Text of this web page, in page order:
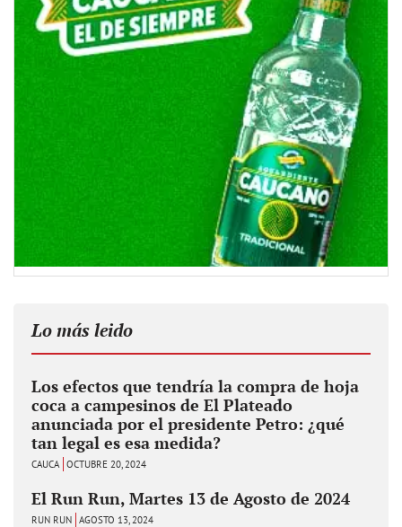
Lo más leido
Los efectos que tendría la compra de hoja
coca a campesinos de El Plateado
anunciada por el presidente Petro: ¿qué
tan legal es esa medida?
CAUCA OCTUBRE 20, 2024
El Run Run, Martes 13 de Agosto de 2024
RUN RUN AGOSTO 13, 2024